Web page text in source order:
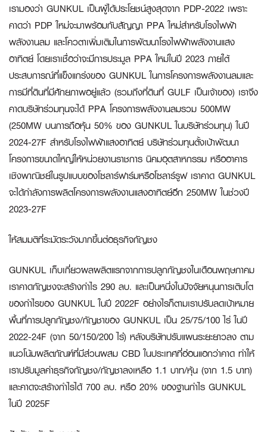
เรามองว่า GUNKUL เป็นผู้ได้ประโยชน์สูงสุดจาก PDP-2022 เพราะ
คาดว่า PDP ใหม่จะมาพร้อมกับสัญญา PPA ใหม่สำหรับโรงไฟฟ้า
พลังงานลม และโควตาเพิ่มเติมในการพัฒนาโรงไฟฟ้าพลังงานแสง
อาทิตย์ โดยเราเชื่อว่าจะมีการประมูล PPA ใหม่ในปี 2023 ภายใต้
ประสบการณ์ที่แข็งแกร่งของ GUNKUL ในการโครงการพลังงานลมและ
การมีที่ดินที่มีศักยภาพอยู่แล้ว (รวมถึงที่ดินที่ GULF เป็นเจ้าของ) เราจึง
คาดบริษัทร่วมทุนจะได้ PPA โครงการพลังงานลมรวม 500MW
(250MW บนการถือหุ้น 50% ของ GUNKUL ในบริษัทร่วมทุน) ในปี
2024-27F สำหรับโรงไฟฟ้าแสงอาทิตย์ บริษัทร่วมทุนตั้งเป้าพัฒนา
โครงการขนาดใหญ่ให้หน่วยงานราชการ นิคมอุตสาหกรรม หรืออาคาร
เชิงพาณิชย์ในรูปแบบของโซลาร์ฟาร์มหรือโซลาร์รูฟ เราคาด GUNKUL
จะได้กำลังการผลิตโครงการพลังงานแสงอาทิตย์อีก 250MW ในช่วงปี
2023-27F
ให้สมมติที่ระมัดระวังมากขึ้นต่อธุรกิจกัญชง
GUNKUL เก็บเกี่ยวผลผลิตแรกจากการปลูกกัญชงในเดือนพฤษภาคม
เราคาดกัญชงจะสร้างกำไร 290 ลบ. และเป็นหนึ่งในปัจจัยหนุนการเติบโต
ของกำไรของ GUNKUL ในปี 2022F อย่างไรก็ตามเราปรับลดเป้าหมาย
พื้นที่การปลูกกัญชง/กัญชาของ GUNKUL เป็น 25/75/100 ไร่ ในปี
2022-24F (จาก 50/150/200 ไร่) หลังบริษัทปรับแผนระยะยาวลง ตาม
แนวโน้มผลิตภัณฑ์ที่มีส่วนผสม CBD ในประเทศที่อ่อนแอกว่าคาด ทำให้
เราปรับมูลค่าธุรกิจกัญชง/กัญชาลงเหลือ 1.1 บาท/หุ้น (จาก 1.5 บาท)
และคาดจะสร้างกำไรได้ 700 ลบ. หรือ 20% ของฐานกำไร GUNKUL
ในปี 2025F